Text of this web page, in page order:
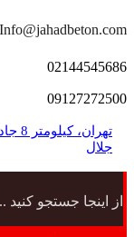
Info@jahadbeton.com
02144545686
09127272500
جلال
از اینجا جستجو کنید